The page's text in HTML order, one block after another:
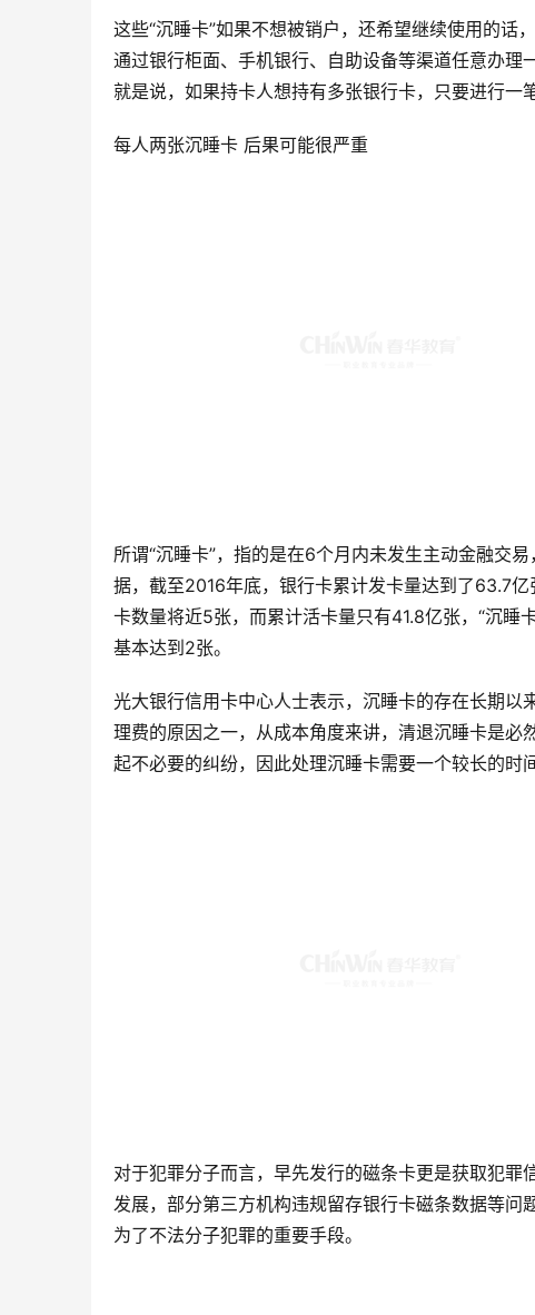
这些“沉睡卡”如果不想被销户，还希望继续使用的
通过银行柜面、手机银行、自助设备等渠道任意办
就是说，如果持卡人想持有多张银行卡，只要进行一
每人两张沉睡卡 后果可能很严重
所谓“沉睡卡”，指的是在6个月内未发生主动金融交
据，截至2016年底，银行卡累计发卡量达到了63.7
卡数量将近5张，而累计活卡量只有41.8亿张，“沉睡
基本达到2张。
光大银行信用卡中心人士表示，沉睡卡的存在长期
理费的原因之一，从成本角度来讲，清退沉睡卡是必
起不必要的纠纷，因此处理沉睡卡需要一个较长的时间
对于犯罪分子而言，早先发行的磁条卡更是获取犯
发展，部分第三方机构违规留存银行卡磁条数据等
为了不法分子犯罪的重要手段。